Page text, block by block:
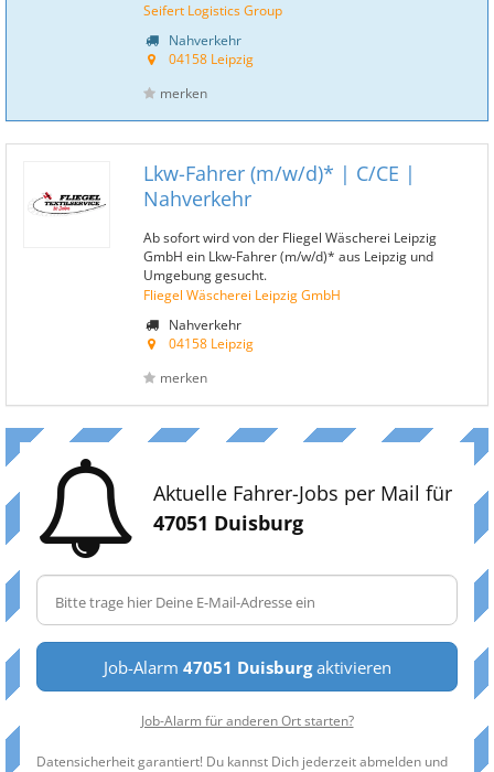
Seifert Logistics Group
Nahverkehr
04158 Leipzig
merken
Lkw-Fahrer (m/w/d)* | C/CE |
Nahverkehr
Ab sofort wird von der Fliegel Wäscherei Leipzig
GmbH ein Lkw-Fahrer (m/w/d)* aus Leipzig und
Umgebung gesucht.
Fliegel Wäscherei Leipzig GmbH
Nahverkehr
04158 Leipzig
merken
Aktuelle Fahrer-Jobs per Mail für
47051 Duisburg
Job-Alarm 47051 Duisburgaktivieren
Job-Alarm für anderen Ort starten?
Datensicherheit garantiert! Du kannst Dich jederzeit abmelden und